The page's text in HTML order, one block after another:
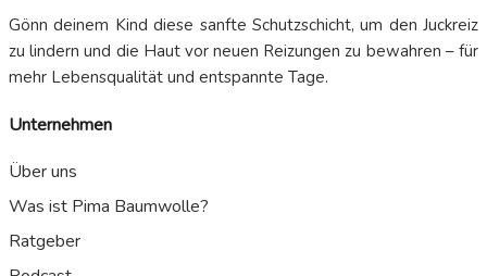
Gönn deinem Kind diese sanfte Schutzschicht, um den Juckreiz
zu lindern und die Haut vor neuen Reizungen zu bewahren – für
mehr Lebensqualität und entspannte Tage.
Unternehmen
Über uns
Was ist Pima Baumwolle?
Ratgeber